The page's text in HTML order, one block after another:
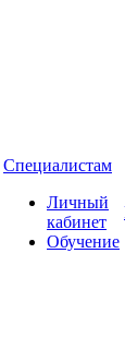
Специалистам
Личный
кабинет
Обучение